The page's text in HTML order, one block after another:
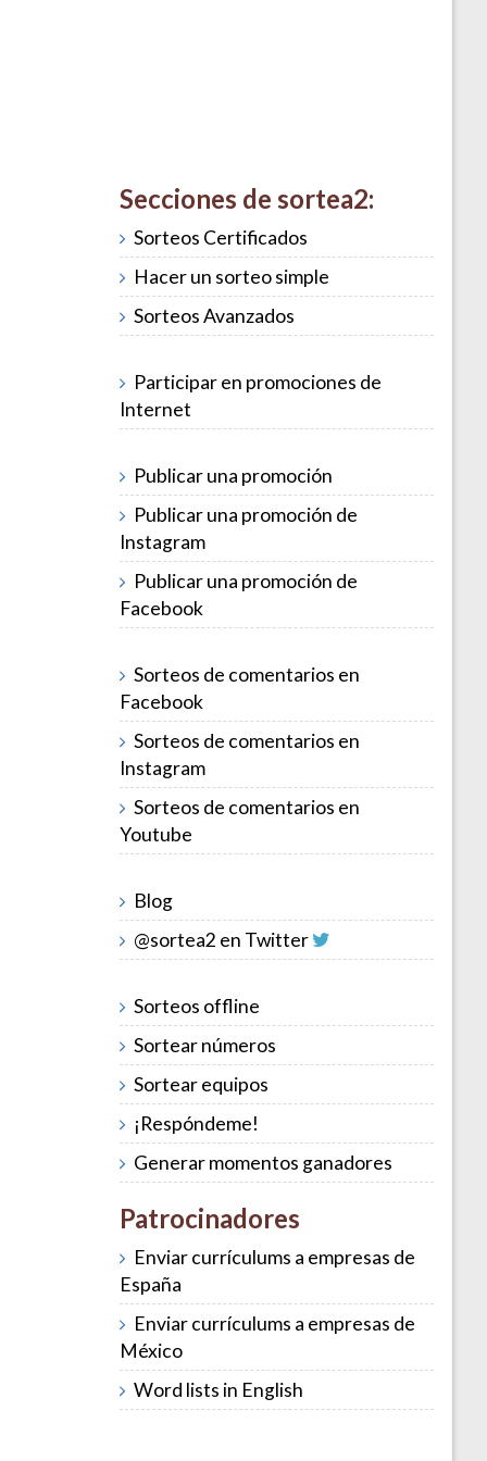
Secciones de sortea2:
Sorteos Certificados
Hacer un sorteo simple
Sorteos Avanzados
Participar en promociones de
Internet
Publicar una promoción
Publicar una promoción de
Instagram
Publicar una promoción de
Facebook
Sorteos de comentarios en
Facebook
Sorteos de comentarios en
Instagram
Sorteos de comentarios en
Youtube
Blog
@sortea2 en Twitter
Sorteos offline
Sortear números
Sortear equipos
¡Respóndeme!
Generar momentos ganadores
Patrocinadores
Enviar currículums a empresas de
España
Enviar currículums a empresas de
México
Word lists in English